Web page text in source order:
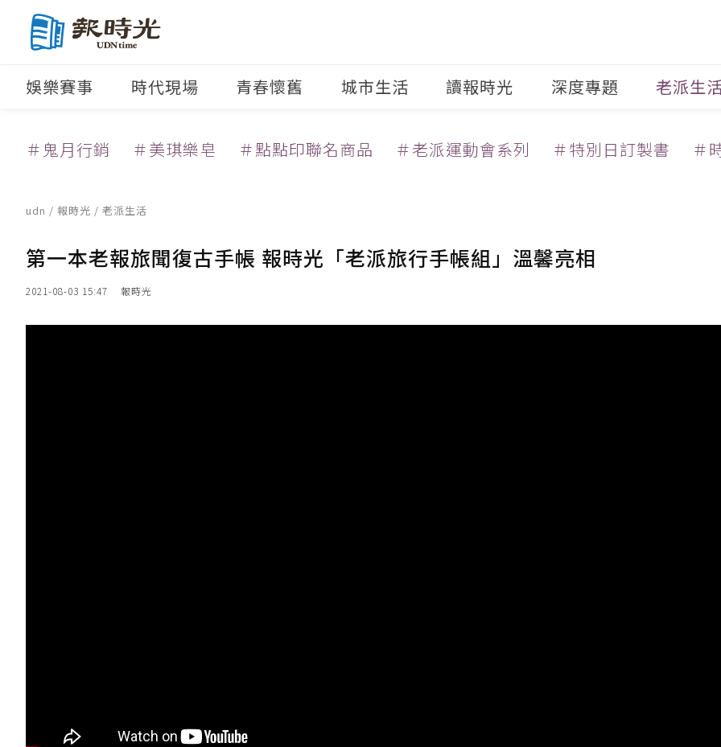
娛樂賽事 時代現場 青春懷舊 城市生活 讀報時光 深度專題 老派生
＃鬼月行銷 ＃美琪樂皂 ＃點點印聯名商品 ＃老派運動會系列 ＃特別日訂製書 ＃
udn / 報時光 / 老派生活
第一本老報旅聞復古手帳 報時光「老派旅行手帳組」溫馨亮相
2021-08-03 15:47 報時光